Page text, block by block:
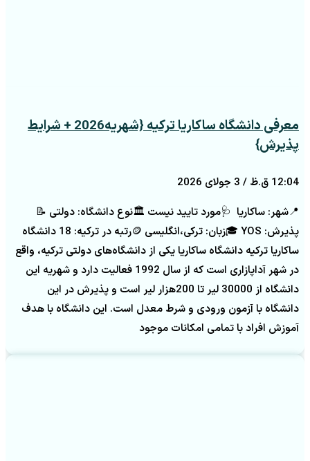
معرفی دانشگاه ساکاریا ترکیه {شهریه2026 + شرایط
پذیرش}
12:04 ق.ظ
📍شهر: ساکاریا 🩺مورد تایید نیست 🏛️نوع دانشگاه: دولتی 📝
پذیرش: YOS 🎓زبان: ترکی،انگلیسی 🪙رتبه در ترکیه: 18 دانشگاه
ساکاریا ترکیه دانشگاه ساکاریا یکی از دانشگاه‌های دولتی ترکیه، واقع
در شهر آداپازاری است که از سال 1992 فعالیت دارد و شهریه این
دانشگاه از 30000 لیر تا 200هزار لیر است و پذیرش در این
دانشگاه با آزمون ورودی و شرط معدل است. این دانشگاه با هدف
آموزش افراد با تمامی امکانات موجود